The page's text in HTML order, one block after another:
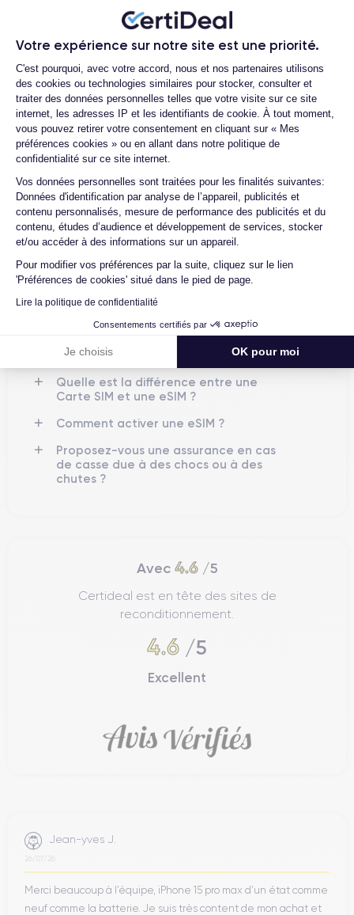
Votre expérience sur notre site est une priorité.
Plateforme de Gestion du
C'est pourquoi, avec votre accord, nous et nos partenaires utilisons
des cookies ou technologies similaires pour stocker, consulter et
traiter des données personnelles telles que votre visite sur ce site
internet, les adresses IP et les identifiants de cookie. À tout moment,
vous pouvez retirer votre consentement en cliquant sur « Mes
préférences cookies » ou en allant dans notre politique de
confidentialité sur ce site internet.
Vos données personnelles sont traitées pour les finalités suivantes:
Données d'identification par analyse de l’appareil, publicités et
contenu personnalisés, mesure de performance des publicités et du
contenu, études d’audience et développement de services, stocker
et/ou accéder à des informations sur un appareil.
Pour modifier vos préférences par la suite, cliquez sur le lien
'Préférences de cookies' situé dans le pied de page.
Lire la politique de confidentialité
Consentements certifiés par
Je choisis OK pour moi
Axeptio consent
Quels accessoires sont inclus avec la
commande ?
Quelles garanties offrez-vous sur vos
produits ?
Quels sont vos modes de paiement ?
Est-il possible de payer l’iPhone 16 en
plusieurs fois ?
Que se passe-t-il après avoir passé
commande ?
Quelle société utilisez-vous pour
l'expédition ?
Quels sont les délais de livraison ?
Que se passe-t-il si je change d'avis
après avoir acheté/reçu le produit ?
Comment demander un retour ?
Comment contacter le service client ?
Quelle est la différence entre une
Carte SIM et une eSIM ?
Comment activer une eSIM ?
Proposez-vous une assurance en cas
de casse due à des chocs ou à des
chutes ?
Avec 4.6/5
Certideal est en tête des sites de
reconditionnement.
4.6 /5
Excellent
Jean-yves J.
26/07/26
Merci beaucoup à l’équipe, iPhone 15 pro max d’un état comme
neuf comme la batterie. Je suis très content de mon achat et